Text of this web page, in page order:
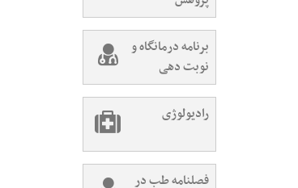
برنامه درمانگاه و
نوبت دهی
رادیولوژی
فصلنامه طب در